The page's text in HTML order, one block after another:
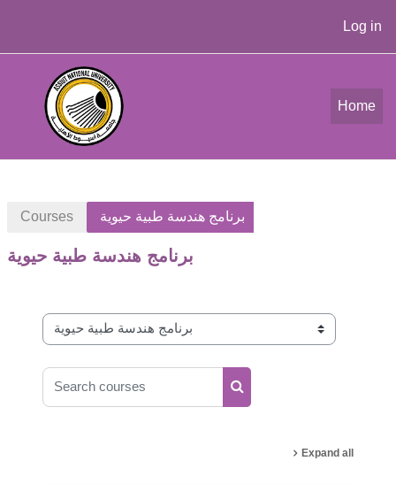
Log in
Home
Courses برنامج هندسة طبية حيوية
برنامج هندسة طبية حيوية
Course categories
Search courses
Search courses
Expand all